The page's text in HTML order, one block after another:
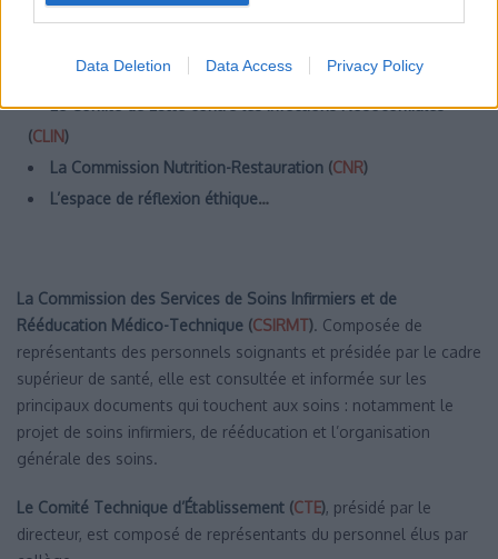
Data Deletion Data Access Privacy Policy
Le Comité de Lutte contre les Infections Nosocomiales
(CLIN)
La Commission Nutrition-Restauration (CNR)
L’espace de réflexion éthique…
La Commission des Services de Soins Infirmiers et de
Rééducation Médico-Technique (CSIRMT). Composée de
représentants des personnels soignants et présidée par le cadre
supérieur de santé, elle est consultée et informée sur les
principaux documents qui touchent aux soins : notamment le
projet de soins infirmiers, de rééducation et l’organisation
générale des soins.
Le Comité Technique d’Établissement (CTE), présidé par le
directeur, est composé de représentants du personnel élus par